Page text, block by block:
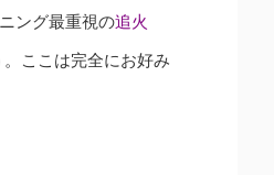
ング最重視の追火
ここは完全にお好み